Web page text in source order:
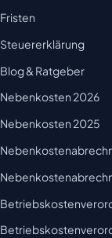
Fristen
Steuererklärung
Blog & Ratgeber
Nebenkosten 2026
Nebenkosten 2025